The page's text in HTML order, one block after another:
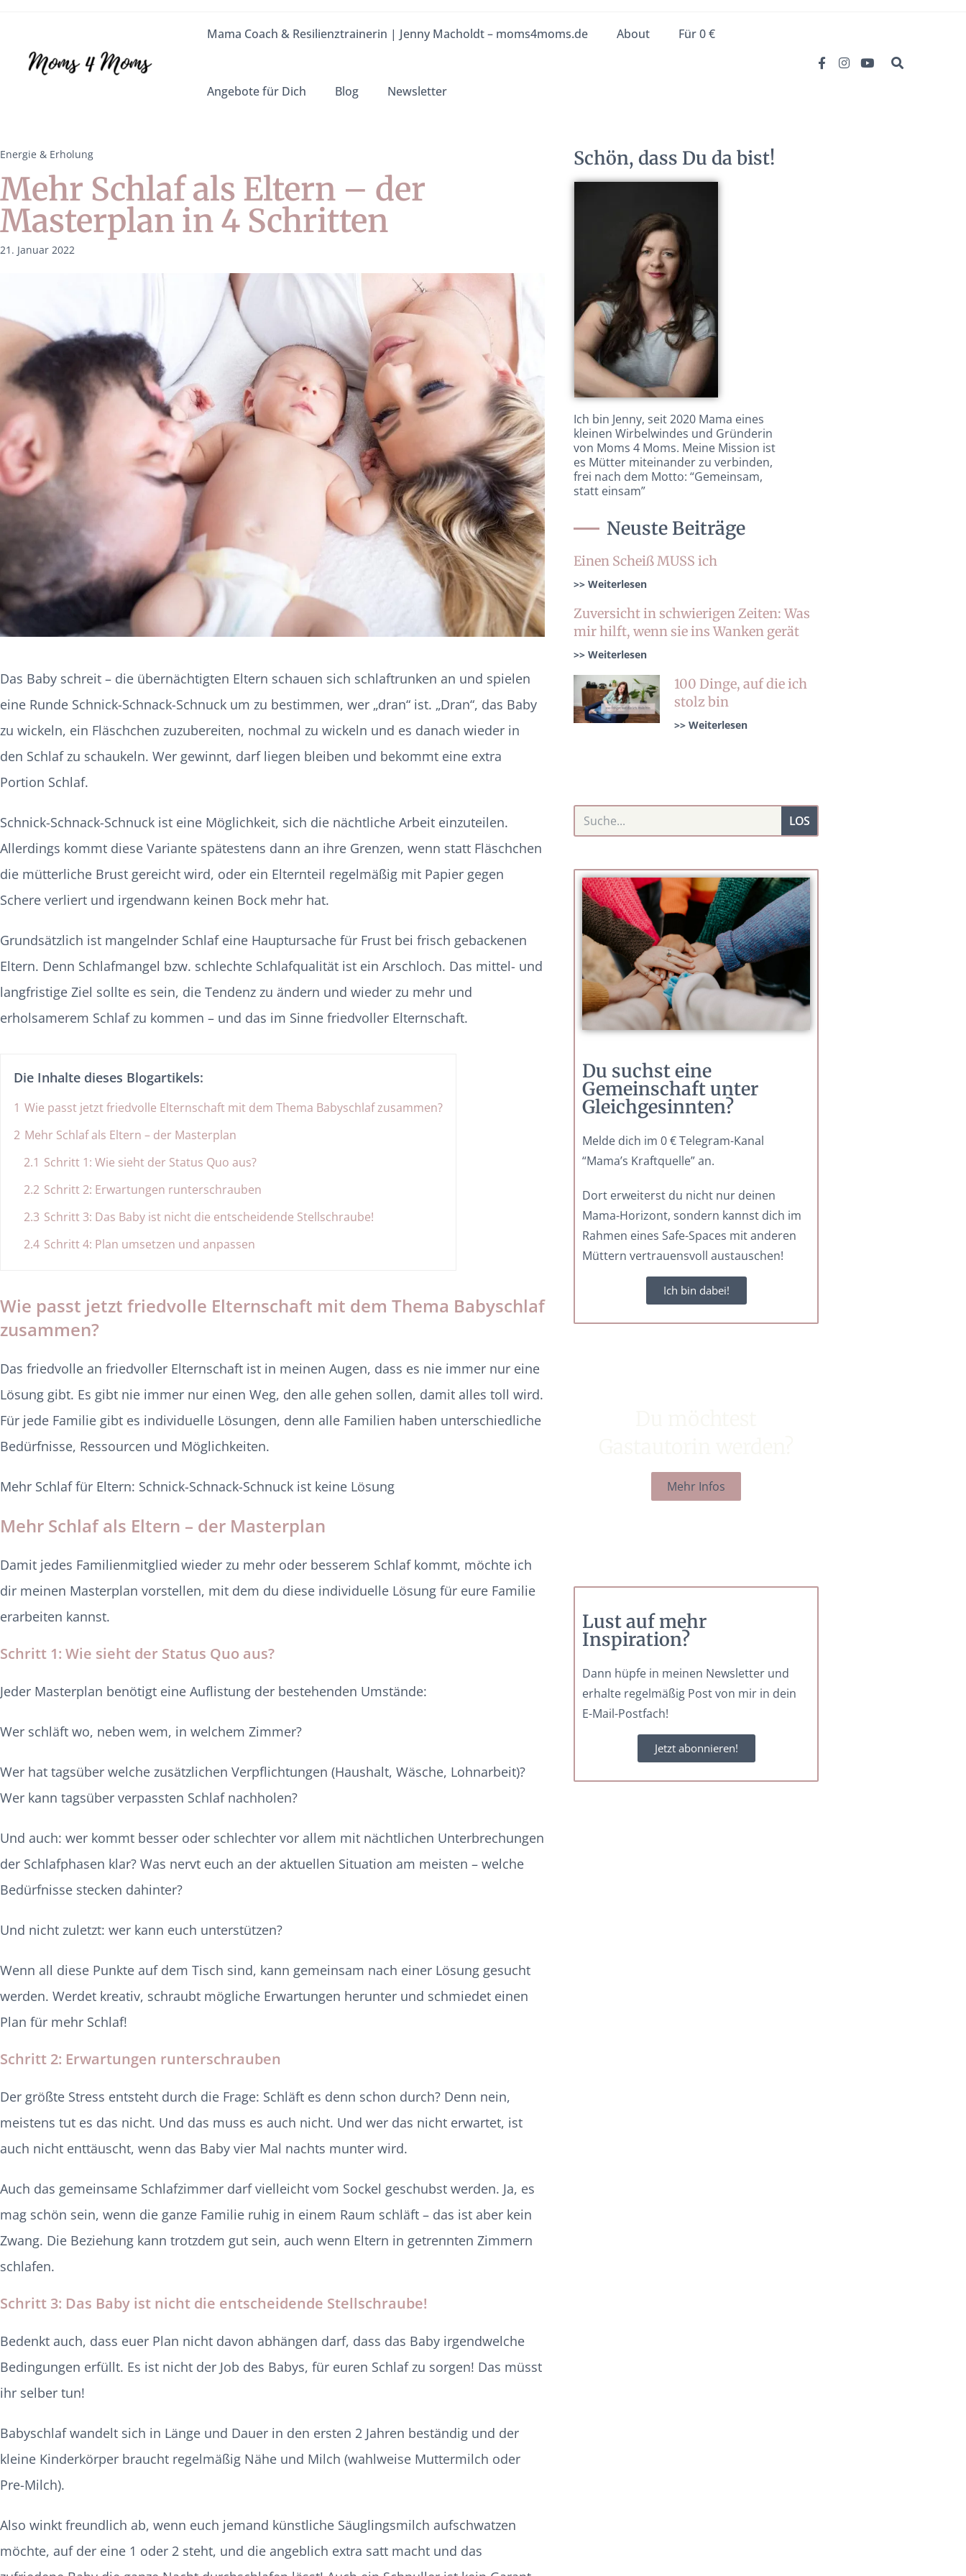
Mama Coach & Resilienztrainerin | Jenny Macholdt – moms4moms.de About Für 0 €
Angebote für Dich Blog Newsletter
Energie & Erholung
Mehr Schlaf als Eltern – der
Masterplan in 4 Schritten
21. Januar 2022
Das Baby schreit – die übernächtigten Eltern schauen sich schlaftrunken an und spielen
eine Runde Schnick-Schnack-Schnuck um zu bestimmen, wer „dran“ ist. „Dran“, das Baby
zu wickeln, ein Fläschchen zuzubereiten, nochmal zu wickeln und es danach wieder in
den Schlaf zu schaukeln. Wer gewinnt, darf liegen bleiben und bekommt eine extra
Portion Schlaf.
Schnick-Schnack-Schnuck ist eine Möglichkeit, sich die nächtliche Arbeit einzuteilen.
Allerdings kommt diese Variante spätestens dann an ihre Grenzen, wenn statt Fläschchen
die mütterliche Brust gereicht wird, oder ein Elternteil regelmäßig mit Papier gegen
Schere verliert und irgendwann keinen Bock mehr hat.
Grundsätzlich ist mangelnder Schlaf eine Hauptursache für Frust bei frisch gebackenen
Eltern. Denn Schlafmangel bzw. schlechte Schlafqualität ist ein Arschloch. Das mittel- und
langfristige Ziel sollte es sein, die Tendenz zu ändern und wieder zu mehr und
erholsamerem Schlaf zu kommen – und das im Sinne friedvoller Elternschaft.
Die Inhalte dieses Blogartikels:
1 Wie passt jetzt friedvolle Elternschaft mit dem Thema Babyschlaf zusammen?
2 Mehr Schlaf als Eltern – der Masterplan
2.1 Schritt 1: Wie sieht der Status Quo aus?
2.2 Schritt 2: Erwartungen runterschrauben
2.3 Schritt 3: Das Baby ist nicht die entscheidende Stellschraube!
2.4 Schritt 4: Plan umsetzen und anpassen
Wie passt jetzt friedvolle Elternschaft mit dem Thema Babyschlaf
zusammen?
Das friedvolle an friedvoller Elternschaft ist in meinen Augen, dass es nie immer nur eine
Lösung gibt. Es gibt nie immer nur einen Weg, den alle gehen sollen, damit alles toll wird.
Für jede Familie gibt es individuelle Lösungen, denn alle Familien haben unterschiedliche
Bedürfnisse, Ressourcen und Möglichkeiten.
Mehr Schlaf für Eltern: Schnick-Schnack-Schnuck ist keine Lösung
Mehr Schlaf als Eltern – der Masterplan
Damit jedes Familienmitglied wieder zu mehr oder besserem Schlaf kommt, möchte ich
dir meinen Masterplan vorstellen, mit dem du diese individuelle Lösung für eure Familie
erarbeiten kannst.
Schritt 1: Wie sieht der Status Quo aus?
Jeder Masterplan benötigt eine Auflistung der bestehenden Umstände:
Wer schläft wo, neben wem, in welchem Zimmer?
Wer hat tagsüber welche zusätzlichen Verpflichtungen (Haushalt, Wäsche, Lohnarbeit)?
Wer kann tagsüber verpassten Schlaf nachholen?
Und auch: wer kommt besser oder schlechter vor allem mit nächtlichen Unterbrechungen
der Schlafphasen klar? Was nervt euch an der aktuellen Situation am meisten – welche
Bedürfnisse stecken dahinter?
Und nicht zuletzt: wer kann euch unterstützen?
Wenn all diese Punkte auf dem Tisch sind, kann gemeinsam nach einer Lösung gesucht
werden. Werdet kreativ, schraubt mögliche Erwartungen herunter und schmiedet einen
Plan für mehr Schlaf!
Schritt 2: Erwartungen runterschrauben
Der größte Stress entsteht durch die Frage: Schläft es denn schon durch? Denn nein,
meistens tut es das nicht. Und das muss es auch nicht. Und wer das nicht erwartet, ist
auch nicht enttäuscht, wenn das Baby vier Mal nachts munter wird.
Auch das gemeinsame Schlafzimmer darf vielleicht vom Sockel geschubst werden. Ja, es
mag schön sein, wenn die ganze Familie ruhig in einem Raum schläft – das ist aber kein
Zwang. Die Beziehung kann trotzdem gut sein, auch wenn Eltern in getrennten Zimmern
schlafen.
Schritt 3: Das Baby ist nicht die entscheidende Stellschraube!
Bedenkt auch, dass euer Plan nicht davon abhängen darf, dass das Baby irgendwelche
Bedingungen erfüllt. Es ist nicht der Job des Babys, für euren Schlaf zu sorgen! Das müsst
ihr selber tun!
Babyschlaf wandelt sich in Länge und Dauer in den ersten 2 Jahren beständig und der
kleine Kinderkörper braucht regelmäßig Nähe und Milch (wahlweise Muttermilch oder
Pre-Milch).
Also winkt freundlich ab, wenn euch jemand künstliche Säuglingsmilch aufschwatzen
möchte, auf der eine 1 oder 2 steht, und die angeblich extra satt macht und das
Schön, dass Du da bist!
Ich bin Jenny, seit 2020 Mama eines
kleinen Wirbelwindes und Gründerin
von Moms 4 Moms. Meine Mission ist
es Mütter miteinander zu verbinden,
frei nach dem Motto: “Gemeinsam,
statt einsam”
Neuste Beiträge
Einen Scheiß MUSS ich
>> Weiterlesen
Zuversicht in schwierigen Zeiten: Was
mir hilft, wenn sie ins Wanken gerät
>> Weiterlesen
100 Dinge, auf die ich
stolz bin
>> Weiterlesen
LOS
Du suchst eine
Gemeinschaft unter
Gleichgesinnten?
Melde dich im 0 € Telegram-Kanal
“Mama’s Kraftquelle” an.
Dort erweiterst du nicht nur deinen
Mama-Horizont, sondern kannst dich im
Rahmen eines Safe-Spaces mit anderen
Müttern vertrauensvoll austauschen!
Ich bin dabei!
Mehr Infos
Lust auf mehr
Inspiration?
Dann hüpfe in meinen Newsletter und
erhalte regelmäßig Post von mir in dein
E-Mail-Postfach!
Jetzt abonnieren!